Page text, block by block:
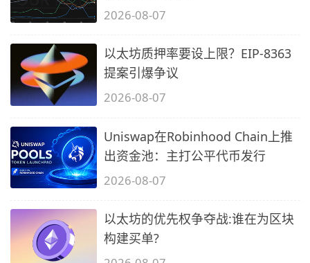
2026-08-07
以太坊质押率要设上限？EIP-8363
提案引爆争议
2026-08-07
Uniswap在Robinhood Chain上推
出资金池：主打公平代币发行
2026-08-07
以太坊的优先权争夺战:谁在为区块
构建买单?